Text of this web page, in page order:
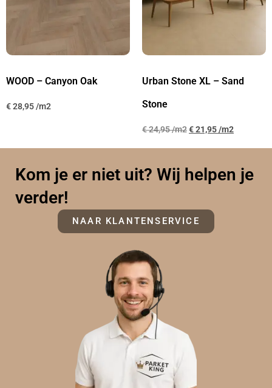
WOOD – Canyon Oak
€28,95
Urban Stone XL – Sand
Stone
€24,95 €21,95
Kom je er niet uit? Wij helpen je
verder!
NAAR KLANTENSERVICE